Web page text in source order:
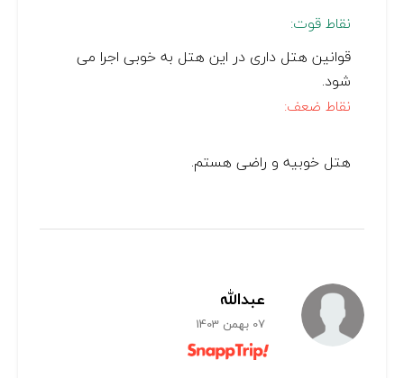
نقاط قوت:
قوانین هتل داری در این هتل به خوبی اجرا می
شود.
نقاط ضعف:
هتل خوبیه و راضی هستم.
عبدالله
07 بهمن 1403